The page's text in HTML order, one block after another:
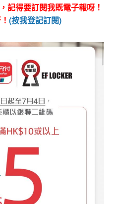
記得要訂閱我既電子報呀！
(按我登記訂閱)